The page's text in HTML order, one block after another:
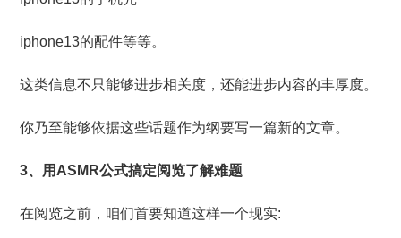
iphone13的配件等等。
这类信息不只能够进步相关度，还能进步内容的丰厚度。
你乃至能够依据这些话题作为纲要写一篇新的文章。
3、用ASMR公式搞定阅览了解难题
在阅览之前，咱们首要知道这样一个现实: